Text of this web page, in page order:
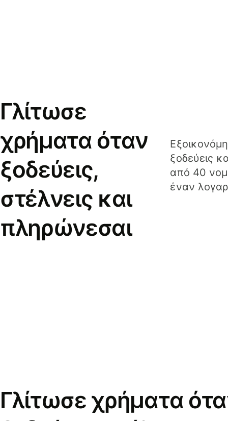
Γλίτωσε
χρήματα όταν
ξοδεύεις,
στέλνεις και
πληρώνεσαι
ξοδεύεις
από 40
έναν
Γλίτωσε χρήματα